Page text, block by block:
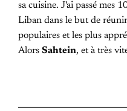
sa cuisine. J'ai passé mes
Liban dans le but de
populaires et les plus
Alors Sahtein, et à très